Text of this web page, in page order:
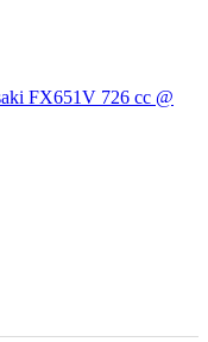
FX651V 726 cc @